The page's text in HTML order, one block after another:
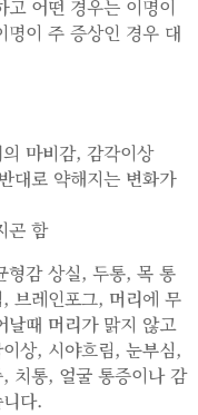
어떤 경우는 이명이
명이 주 증상인 경우 대
마비감, 감각이상
대로 약해지는 변화가
곤 함
형감 상실, 두통, 목 통
브레인포그, 머리에 무
날때 머리가 맑지 않고
상, 시야흐림, 눈부심,
치통, 얼굴 통증이나 감
다.